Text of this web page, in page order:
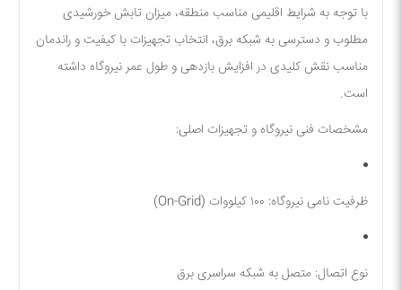
با توجه به شرایط اقلیمی مناسب منطقه، میزان تابش خورشیدی
مطلوب و دسترسی به شبکه برق، انتخاب تجهیزات با کیفیت و راندمان
مناسب نقش کلیدی در افزایش بازدهی و طول عمر نیروگاه داشته
است.
مشخصات فنی نیروگاه و تجهیزات اصلی:
ظرفیت نامی نیروگاه: ۱۰۰ کیلووات (On-Grid)
نوع اتصال:متصل به شبکه سراسری برق